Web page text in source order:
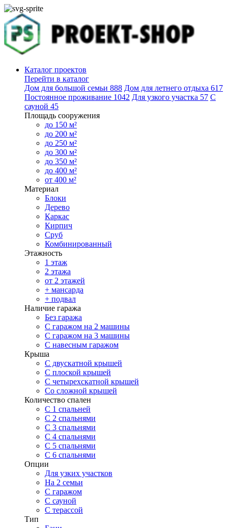
Каталог проектов
Перейти в каталог
Дом для большой семьи 888 Дом для летнего отдыха 617
Постоянное проживание 1042 Для узкого участка 57 С
сауной 45
Площадь сооружения
до 150 м²
до 200 м²
до 250 м²
до 300 м²
до 350 м²
до 400 м²
от 400 м²
Материал
Блоки
Дерево
Каркас
Кирпич
Сруб
Комбинированный
Этажность
1 этаж
2 этажа
от 2 этажей
+ мансарда
+ подвал
Наличие гаража
Без гаража
С гаражом на 2 машины
С гаражом на 3 машины
С навесным гаражом
Крыша
С двускатной крышей
С плоской крышей
С четырехскатной крышей
Со сложной крышей
Количество спален
С 1 спальней
С 2 спальнями
С 3 спальнями
С 4 спальнями
С 5 спальнями
С 6 спальнями
Опции
Для узких участков
На 2 семьи
С гаражом
С сауной
С терассой
Тип